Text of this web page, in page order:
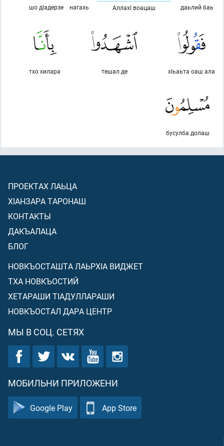
даьлий баь
Аллахl воацаш
нагахь
шо дlадерзе
хlьаьта оаш ала
тешал де
тхо хилара
бусулба долаш
ПРОЕКТАХ ЛАЬЦА
ХIАНЗАРА ТАРОНАШ
КОНТАКТЫ
ДАКЪАЛАЦА
БЛОГ
НОВКЪОСТАШТА ЛАЬРХIА ВИДЖЕТ
ТХА НОВКЪОСТИЙ
ХЕТАРАШИ ТIАДУЛЛАРАШИ
НОВКЪОСТАЛ ДАРА ЦЕНТР
МЫ В СОЦ. СЕТЯХ
МОБИЛЬНИ ПРИЛОЖЕНИ
Google Play App Store